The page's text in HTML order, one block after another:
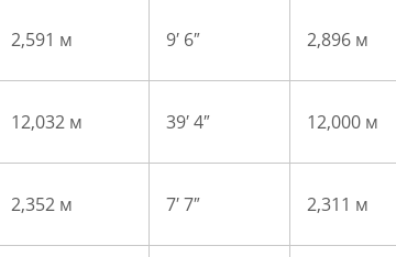
2,591 м 9′ 6″ 2,896 м
12,032 м 39′ 4″ 12,000 м
2,352 м 7′ 7″ 2,311 м